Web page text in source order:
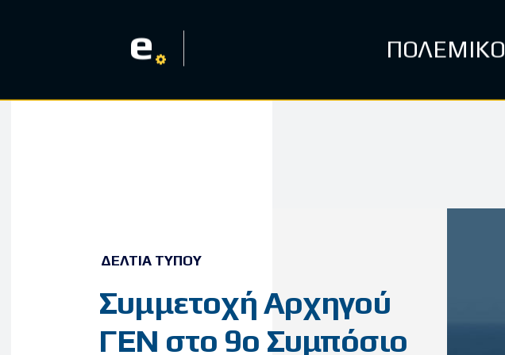
e ΠΟΛΕΜΙΚΟ
ΔΕΛΤΊΑ ΤΎΠΟΥ
Συμμετοχή Αρχηγού
ΓΕΝ στο 9ο Συμπόσιο